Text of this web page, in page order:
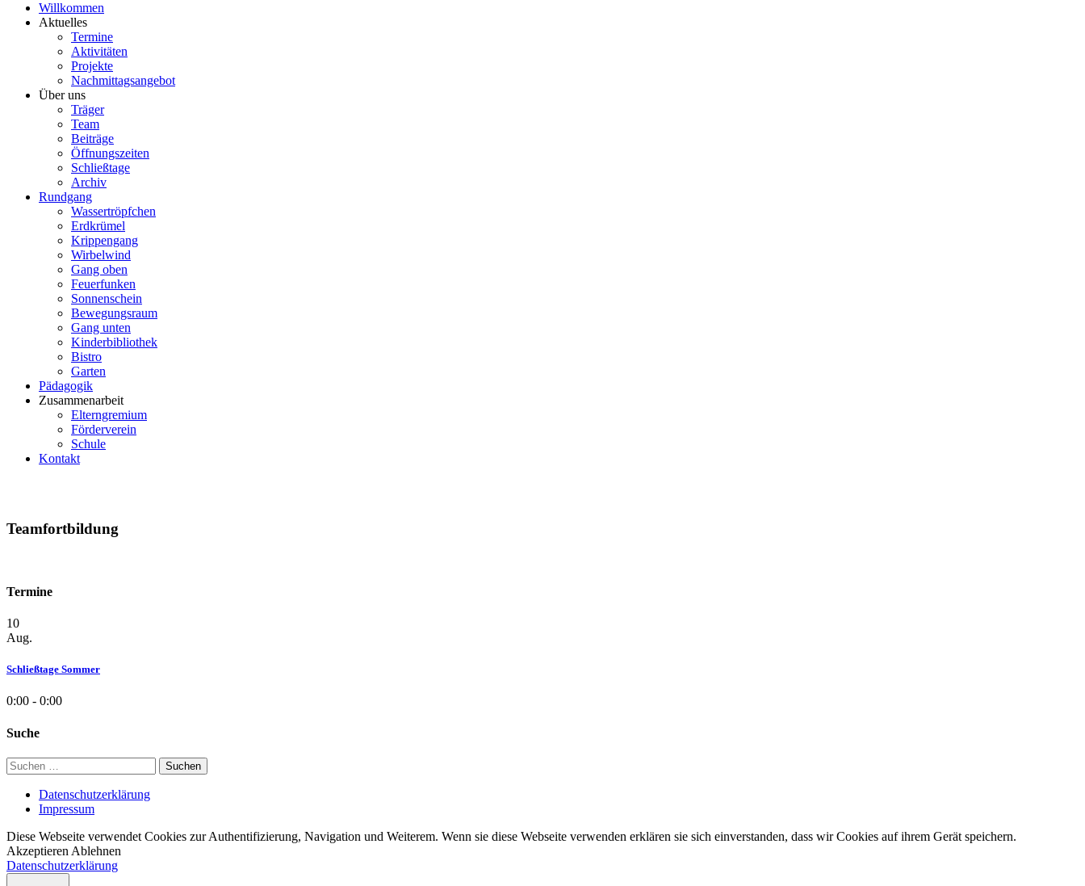
Willkommen
Aktuelles
Termine
Aktivitäten
Projekte
Nachmittagsangebot
Über uns
Träger
Team
Beiträge
Öffnungszeiten
Schließtage
Archiv
Rundgang
Wassertröpfchen
Erdkrümel
Krippengang
Wirbelwind
Gang oben
Feuerfunken
Sonnenschein
Bewegungsraum
Gang unten
Kinderbibliothek
Bistro
Garten
Pädagogik
Zusammenarbeit
Elterngremium
Förderverein
Schule
Kontakt
Teamfortbildung
Termine
10
Aug.
Schließtage Sommer
0:00 - 0:00
Suche
Suchen
nach:
Datenschutzerklärung
Impressum
Diese Webseite verwendet Cookies zur Authentifizierung, Navigation und Weiterem. Wenn sie diese Webseite verwenden erklären sie sich einverstanden, dass wir Cookies auf ihrem Gerät speichern.
Akzeptieren Ablehnen
Datenschutzerklärung